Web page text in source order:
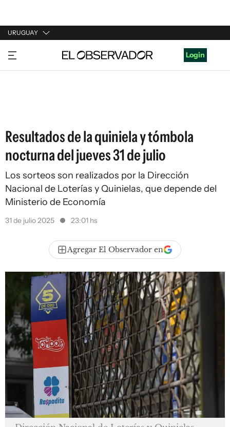
URUGUAY
URUGUAY
ARGENTINA
Login
Resultados de la quiniela y tómbola
nocturna del jueves 31 de julio
Los sorteos son realizados por la Dirección
Nacional de Loterías y Quinielas, que depende del
Ministerio de Economía
31 de julio 2025 23:01 hs
Agregar El Observador en